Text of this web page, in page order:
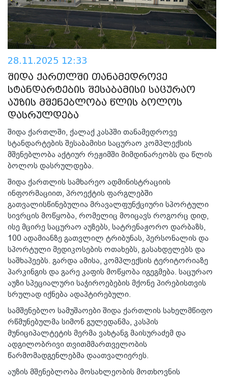
28.11.2025 12:33
შიდა ქართლში თანამედროვე
სტანდარტების შესაბამისი საცურაო
აუზის მშენებლობა წლის ბოლოს
დასრულდება
შიდა ქართლში, ქალაქ კასპში თანამედროვე
სტანდარტების შესაბამისი საცურაო კომპლექსის
მშენებლობა აქტიურ რეჟიმში მიმდინარეობს და წლის
ბოლოს დასრულდება.
შიდა ქართლის სამხარეო ადმინისტრაციის
ინფორმაციით, პროექტის ფარგლებში
გათვალისწინებულია მრავალფუნქციური სპორტული
სივრცის მოწყობა, რომელიც მოიცავს როგორც დიდ,
ისე მცირე საცურაო აუზებს, სატრენაჟორო დარბაზს,
100 ადამიანზე გათვლილ ტრიბუნას, პერსონალის და
სპორტული მედიკოსების ოთახებს, გასახდელებს და
საშხაპეებს. გარდა ამისა, კომპლექსის ტერიტორიაზე
პარკინგის და გარე კაფის მოწყობა იგეგმება. საცურაო
აუზი სპეციალური საჭიროებების მქონე პირებისთვის
სრულად იქნება ადაპტირებული.
სამშენებლო სამუშაოები შიდა ქართლის სახელმწიფო
რწმუნებულმა სიმონ გულედანმა, კასპის
მუნიციპალტეტის მერმა ვახტანგ მაისურაძემ და
ადგილობრივი თვითმმართველობის
წარმომადგენლებმა დაათვალიერეს.
აუზის მშენებლობა მოსახლეობის მოთხოვნის